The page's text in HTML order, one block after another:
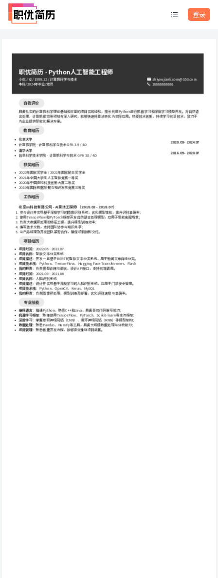
登录
职优简历 - Python人工智能工程师
小优 / 女 / 1999.12 / 计算机科学与技术
本科/2024年毕业/党员
zhiyoujianli.com@163.com
18888888888
自我评价
具备扎实的计算机科学理论基础和丰富的项目实践经验，擅长利用Python进行机器学习和深度学习模型开发。对自然语
言处理、计算机视觉等领域有深入研究，能够快速将算法转化为实际应用。热爱技术创新，持续学习前沿技术，致力于
为企业提供智能化解决方案。
教育经历
北京大学
计算机学院 - 计算机科学与技术 GPA 3.9 / 4.0
2020.09 - 2024.07
清华大学
信息科学技术学院 - 计算机科学与技术 GPA 3.8 / 4.0
2016.09 - 2020.07
获奖经历
2022年国家奖学金 / 2021年国家励志奖学金
2021年全国大学生人工智能竞赛一等奖
2020年中国高校科技创新大赛二等奖
2019年国际数据挖掘与知识发现竞赛三等奖
工作经历
北京xx科技有限公司 - AI算法工程师 （2018.03 - 2018.07）
参与设计并实现基于深度学习的图像识别系统，优化模型性能，提升识别准确率；
使用TensorFlow和PyTorch框架开发自然语言处理模型，应用于智能客服场景；
负责大数据预处理和特征工程，提升模型训练效率；
编写技术文档，支持团队协作与知识共享；
与产品经理及开发团队紧密合作，确保项目按时交付。
项目经历
项目时间：2022.05 - 2022.07
项目名称：智能文本分类系统
项目描述：开发一套基于BERT的智能文本分类系统，用于新闻文章自动分类。
项目技术栈：Python、TensorFlow、Hugging Face Transformers、Flask
我的职责：负责模型训练与调优，设计API接口，支持前端调用。
项目时间：2021.03 - 2021.06
项目名称：人脸识别系统
项目描述：设计并实现基于深度学习的人脸识别系统，应用于门禁安全管理。
项目技术栈：Python、OpenCV、Keras、MySQL
我的职责：负责图像预处理、模型训练及部署，优化识别速度与准确率。
专业技能
编程语言：精通Python，熟悉C++和Java，具备高效代码编写能力；
机器学习框架：熟练使用TensorFlow、PyTorch、Scikit-learn等主流框架；
深度学习：掌握卷积神经网络（CNN）、循环神经网络（RNN）等模型架构；
数据处理：熟悉Pandas、NumPy等工具，具备大规模数据处理与分析能力；
项目管理：熟悉敏捷开发流程，能够高效推动项目进展。